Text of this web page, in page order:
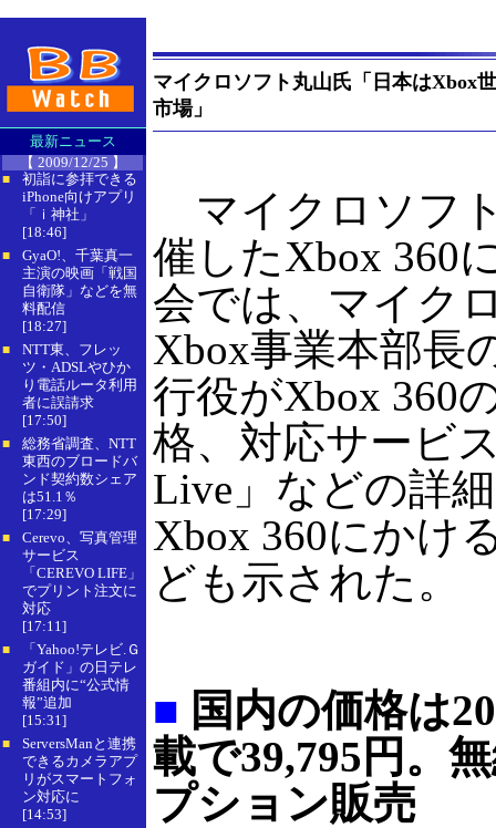
最新ニュース
【 2009/12/25 】
■
初詣に参拝できる
iPhone向けアプリ
「ｉ神社」
[18:46]
■
GyaO!、千葉真一
主演の映画「戦国
自衛隊」などを無
料配信
[18:27]
■
NTT東、フレッ
ツ・ADSLやひか
り電話ルータ利用
者に誤請求
[17:50]
■
総務省調査、NTT
東西のブロードバ
ンド契約数シェア
は51.1％
[17:29]
■
Cerevo、写真管理
サービス
「CEREVO LIFE」
でプリント注文に
対応
[17:11]
■
「Yahoo!テレビ.Ｇ
ガイド」の日テレ
番組内に“公式情
報”追加
[15:31]
■
ServersManと連携
できるカメラアプ
リがスマートフォ
ン対応に
[14:53]
マイクロソフト丸山氏「日本はXbox
市場」
マイクロソフ
催したXbox 360
会では、マイク
Xbox事業本部長
行役がXbox 360
格、対応サービ
Live」などの詳
Xbox 360にかけ
ども示された。
■ 国内の価格は
載で39,795円。
プション販売